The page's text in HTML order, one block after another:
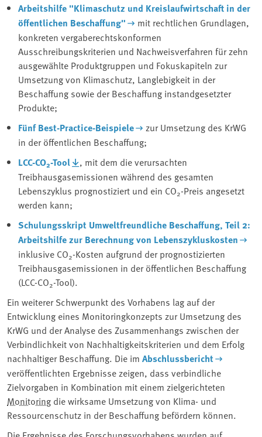
Arbeitshilfe "Klimaschutz und Kreislaufwirtschaft in der
öffentlichen Beschaffung"
mit rechtlichen Grundlagen,
konkreten vergaberechtskonformen
Ausschreibungskriterien und Nachweisverfahren für zehn
ausgewählte Produktgruppen und Fokuskapiteln zur
Umsetzung von Klimaschutz, Langlebigkeit in der
Beschaffung sowie der Beschaffung instandgesetzter
Produkte;
Fünf Best-Practice-Beispiele
zur Umsetzung des KrWG
in der öffentlichen Beschaffung;
LCC-CO2-Tool
, mit dem die verursachten
Treibhausgasemissionen während des gesamten
Lebenszyklus prognostiziert und ein CO2-Preis angesetzt
werden kann;
Schulungsskript Umweltfreundliche Beschaffung, Teil 2:
Arbeitshilfe zur Berechnung von Lebenszykluskosten
inklusive CO2-Kosten aufgrund der prognostizierten
Treibhausgasemissionen in der öffentlichen Beschaffung
(LCC-CO2-Tool).
Ein weiterer Schwerpunkt des Vorhabens lag auf der
Entwicklung eines Monitoringkonzepts zur Umsetzung des
KrWG und der Analyse des Zusammenhangs zwischen der
Verbindlichkeit von Nachhaltigkeitskriterien und dem Erfolg
nachhaltiger Beschaffung. Die im Abschlussbericht
veröffentlichten Ergebnisse zeigen, dass verbindliche
Zielvorgaben in Kombination mit einem zielgerichteten
Monitoring die wirksame Umsetzung von Klima- und
Ressourcenschutz in der Beschaffung befördern können.
Die Ergebnisse des Forschungsvorhabens wurden auf